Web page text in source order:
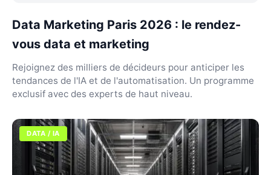
Data Marketing Paris 2026 : le rendez-
vous data et marketing
Rejoignez des milliers de décideurs pour anticiper les
tendances de l'IA et de l'automatisation. Un programme
exclusif avec des experts de haut niveau.
DATA / IA